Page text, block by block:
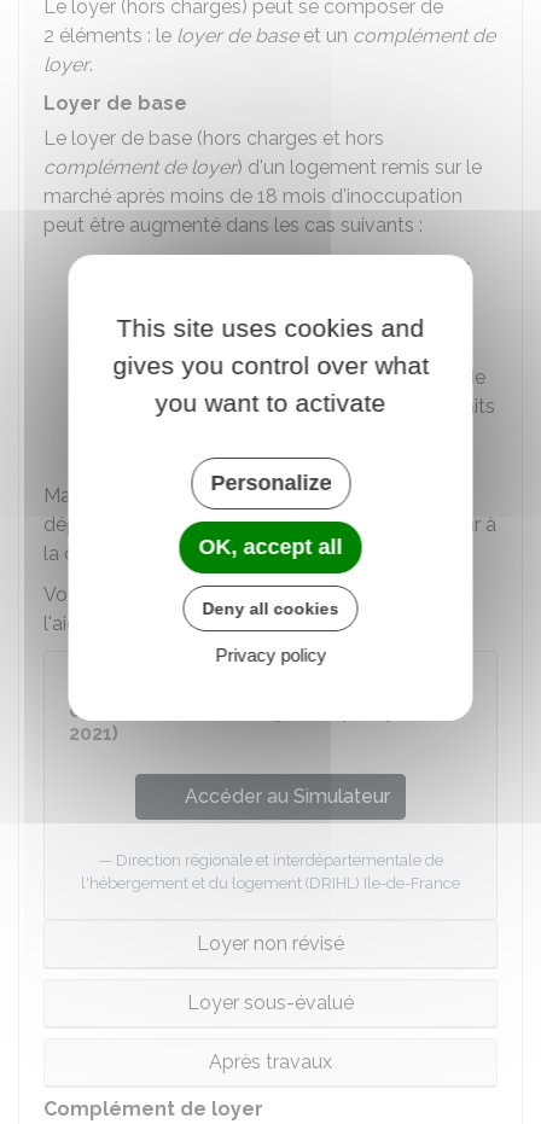
Le loyer (hors charges) peut se composer de
2 éléments : le loyer de baseet un complément de
loyer.
Loyer de base
Le loyer de base (hors charges et hors
complément de loyer) d'un logement remis sur le
marché après moins de 18 mois d'inoccupation
peut être augmenté dans les cas suivants :
révisé au cours des
Lorsqu'il est sous-évalué
Lorsque des travauxd'amélioration ou de
mise aux normes de décenceont été faits
Mais le nouveau loyer de base ne doit pas
dépasser le
loyer de référence majoré
en vigueur à
la date de signature du bail.
Vous pouvez connaître les loyers de référence à
l'aide de ce simulateur :
de référence (bail signé depuis juin
2021)
Accéder au Simulateur
Direction régionale et interdépartementale de
l'hébergement et du logement (DRIHL) Ile-de-France
Loyer non révisé
Loyer sous-évalué
Après travaux
Complément de loyer
This site uses cookies and
gives you control over what
you want to activate
Personalize
OK, accept all
Deny all cookies
Privacy policy